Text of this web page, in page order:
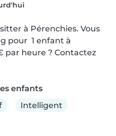
à Pérenchies. Vous
pour  1 enfant à
par heure ? Contactez
enfants
Intelligent